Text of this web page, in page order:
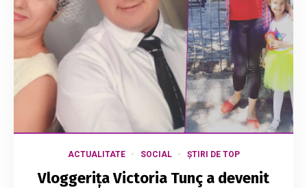
ACTUALITATE SOCIAL ȘTIRI DE TOP
Vloggerița Victoria Tunç a devenit